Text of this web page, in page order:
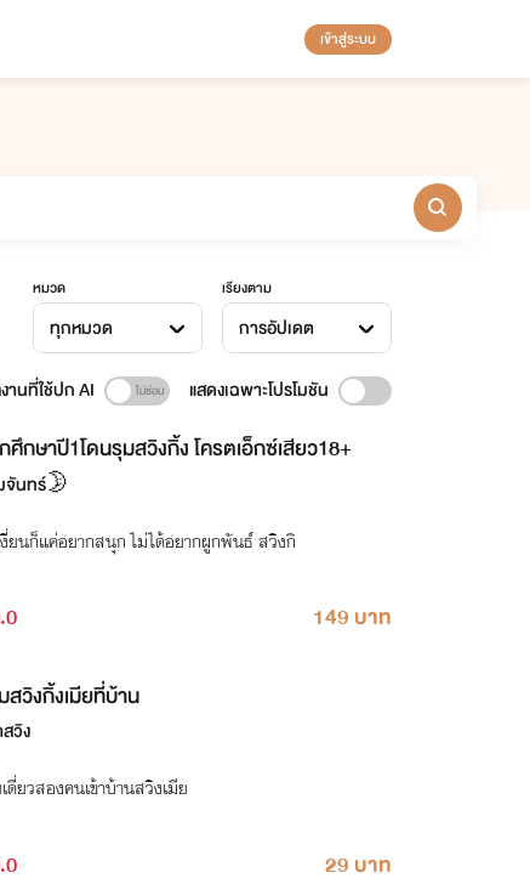
เข้าสู่ระบบ
หมวด
ทุกหมวด
เรียงตาม
การอัปเดต
านที่ใช้ปก AI แสดงเฉพาะโปรโมชัน
ศึกษาปี1โดนรุมสวิงกิ้ง โครตเอ็กซ์เสียว18+
จันทร์🌛
หวานเงี่ยนก็แค่อยากสนุก ไม่ได้อยากผูกพันธ์ สวิงกิ
149 บาท
สวิงกิ้งเมียที่บ้าน
วิง
ดี่ยวสองคนเข้าบ้านสวิงเมีย
29 บาท